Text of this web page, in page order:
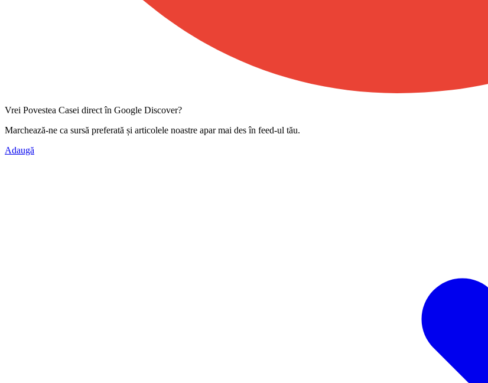
Vrei Povestea Casei direct în Google Discover?
Marchează-ne ca sursă preferată și articolele noastre apar mai des în feed-ul tău.
Adaugă